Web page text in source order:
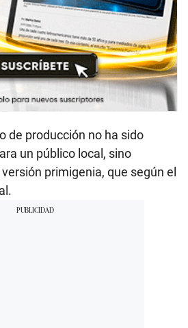
de producción no ha sido
un público local, sino
primigenia, que según el